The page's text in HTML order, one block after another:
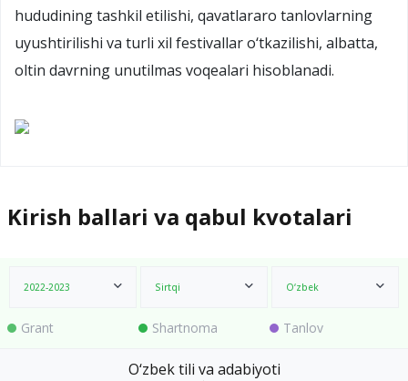
hududining tashkil etilishi, qavatlararo tanlovlarning
uyushtirilishi va turli xil festivallar o‘tkazilishi, albatta,
oltin davrning unutilmas voqealari hisoblanadi.
Kirish ballari va qabul kvotalari
2022-2023 Sirtqi O‘zbek
Grant Shartnoma Tanlov
O‘zbek tili va adabiyoti